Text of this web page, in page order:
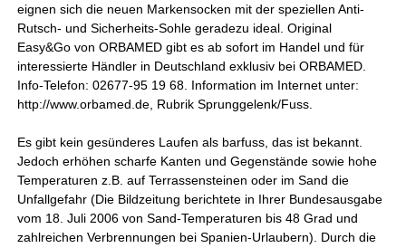
eignen sich die neuen Markensocken mit der speziellen Anti-
Rutsch- und Sicherheits-Sohle geradezu ideal. Original
Easy&Go von ORBAMED gibt es ab sofort im Handel und für
interessierte Händler in Deutschland exklusiv bei ORBAMED.
Info-Telefon: 02677-95 19 68. Information im Internet unter:
http://www.orbamed.de, Rubrik Sprunggelenk/Fuss.
Es gibt kein gesünderes Laufen als barfuss, das ist bekannt.
Jedoch erhöhen scharfe Kanten und Gegenstände sowie hohe
Temperaturen z.B. auf Terrassensteinen oder im Sand die
Unfallgefahr (Die Bildzeitung berichtete in Ihrer Bundesausgabe
vom 18. Juli 2006 von Sand-Temperaturen bis 48 Grad und
zahlreichen Verbrennungen bei Spanien-Urlaubern). Durch die